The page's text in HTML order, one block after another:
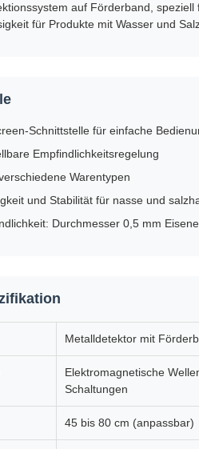
auf Förderband,
für Produkte mit Wasser und
Schnittstelle für einfache
Empfindlichkeitsregelung
Warentypen
und Stabilität für nasse und
Durchmesser 0,5 mm
Metalldetektor mit
Elektromagnetische
Schaltungen
45 bis 80 cm (anpassbar)